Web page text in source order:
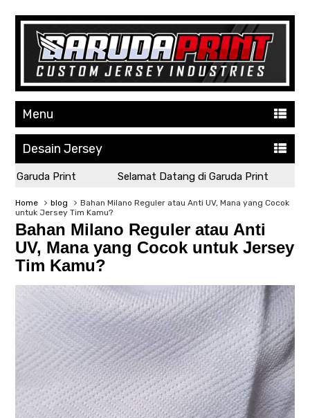
Menu
Desain Jersey
Print Selamat Datang di Garuda Print
Home blog
Bahan Milano Reguler atau Anti UV, Mana yang Cocok
untuk Jersey Tim Kamu?
Bahan Milano Reguler atau Anti
UV, Mana yang Cocok untuk Jersey
Tim Kamu?